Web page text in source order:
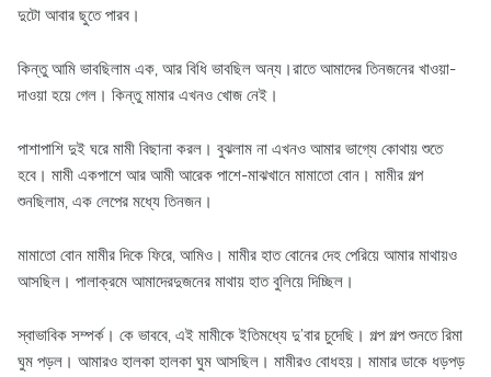
দুটো আবার ছুতে পারব।
কিন্তু আমি ভাবছিলাম এক, আর বিধি ভাবছিল অন্য।রাতে আমাদের তিনজনের খাওয়া-
দাওয়া হয়ে গেল। কিন্তু মামার এখনও খোজ নেই।
পাশাপাশি দুই ঘরে মামী বিছানা করল। বুঝলাম না এখনও আমার ভাগ্যে কোথায় শুতে
হবে। মামী একপাশে আর আমী আরেক পাশে-মাঝখানে মামাতো বোন। মামীর গল্প
শুনছিলাম, এক লেপের মধ্যে তিনজন।
মামাতো বোন মামীর দিকে ফিরে, আমিও। মামীর হাত বোনের দেহ পেরিয়ে আমার মাথায়ও
আসছিল। পালাক্রমে আমাদেরদুজনের মাথায় হাত বুলিয়ে দিচ্ছিল।
স্বাভাবিক সম্পর্ক। কে ভাববে, এই মামীকে ইতিমধ্যে দু’বার চুদেছি। গল্প গল্প শুনতে রিমা
ঘুম পড়ল। আমারও হালকা হালকা ঘুম আসছিল। মামীরও বোধহয়। মামার ডাকে ধড়পড়